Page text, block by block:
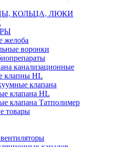
КОЛЬЦА, ЛЮКИ
желоба
воронки
канализационные
клапны HL
клапана
клапана HL
клапана Татполимер
товары